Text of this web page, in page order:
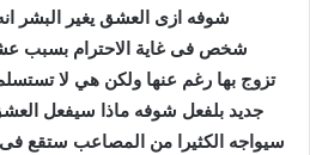
شوفه ازى العشق يغير البشر
شخص فى غاية الاحترام بسبب
تزوج بها رغم عنها ولكن هي لا
جديد بلفعل شوفه ماذا سيفعل العشق
سيواجه الكثيرا من المصاعب ستقع